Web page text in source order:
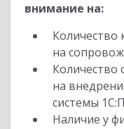
внимание на:
Количество
на
Количество
на
системы
Наличие у